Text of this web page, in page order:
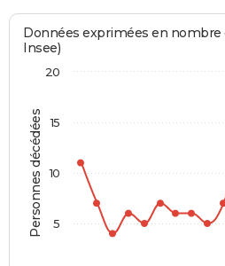
Personnes décédées
Données exprimées en nombre
Insee)
5
10
15
20